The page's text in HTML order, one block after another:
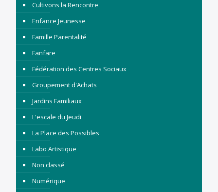
Cultivons la Rencontre
Enfance Jeunesse
Famille Parentalité
Fanfare
Fédération des Centres Sociaux
Groupement d'Achats
Jardins Familiaux
L'escale du Jeudi
La Place des Possibles
Labo Artistique
Non classé
Numérique